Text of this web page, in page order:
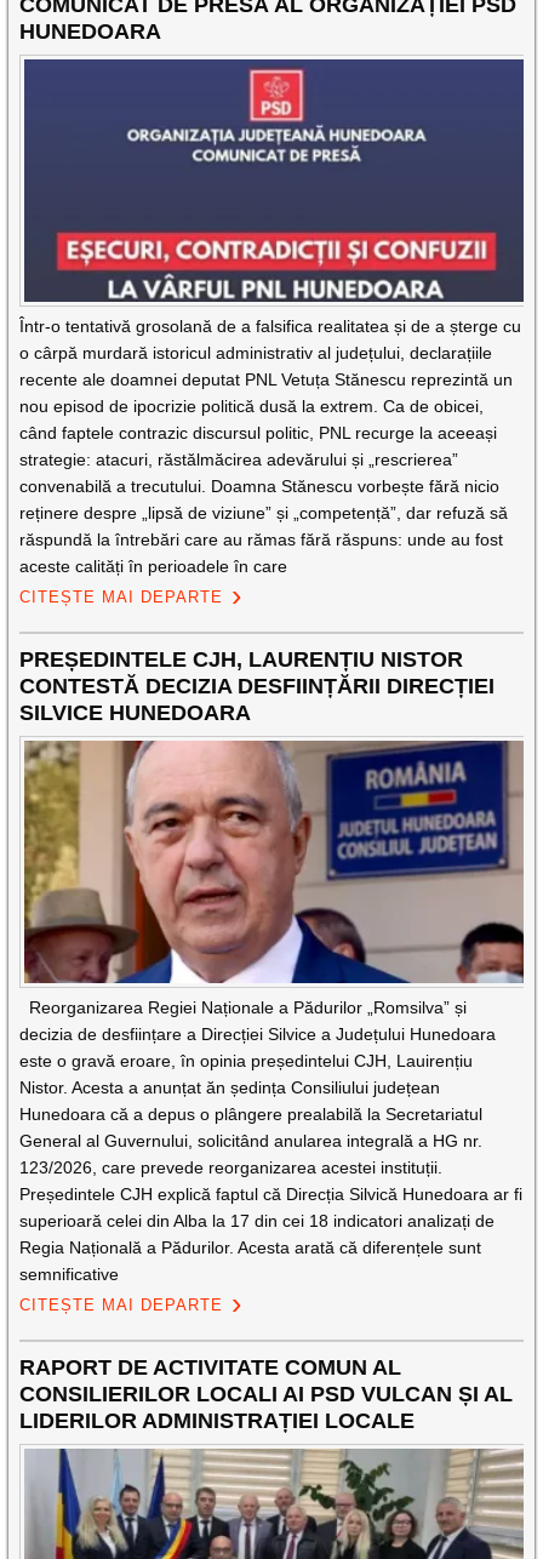
COMUNICAT DE PRESĂ AL ORGANIZAȚIEI PSD
HUNEDOARA
Într-o tentativă grosolană de a falsifica realitatea și de a șterge cu
o cârpă murdară istoricul administrativ al județului, declarațiile
recente ale doamnei deputat PNL Vetuța Stănescu reprezintă un
nou episod de ipocrizie politică dusă la extrem. Ca de obicei,
când faptele contrazic discursul politic, PNL recurge la aceeași
strategie: atacuri, răstălmăcirea adevărului și „rescrierea”
convenabilă a trecutului. Doamna Stănescu vorbește fără nicio
reținere despre „lipsă de viziune” și „competență”, dar refuză să
răspundă la întrebări care au rămas fără răspuns: unde au fost
aceste calități în perioadele în care
CITEȘTE MAI DEPARTE
PREȘEDINTELE CJH, LAURENȚIU NISTOR
CONTESTĂ DECIZIA DESFIINȚĂRII DIRECȚIEI
SILVICE HUNEDOARA
Reorganizarea Regiei Naționale a Pădurilor „Romsilva” și
decizia de desființare a Direcției Silvice a Județului Hunedoara
este o gravă eroare, în opinia președintelui CJH, Lauirențiu
Nistor. Acesta a anunțat ăn ședința Consiliului județean
Hunedoara că a depus o plângere prealabilă la Secretariatul
General al Guvernului, solicitând anularea integrală a HG nr.
123/2026, care prevede reorganizarea acestei instituții.
Președintele CJH explică faptul că Direcția Silvică Hunedoara ar fi
superioară celei din Alba la 17 din cei 18 indicatori analizați de
Regia Națională a Pădurilor. Acesta arată că diferențele sunt
semnificative
CITEȘTE MAI DEPARTE
RAPORT DE ACTIVITATE COMUN AL
CONSILIERILOR LOCALI AI PSD VULCAN ȘI AL
LIDERILOR ADMINISTRAȚIEI LOCALE